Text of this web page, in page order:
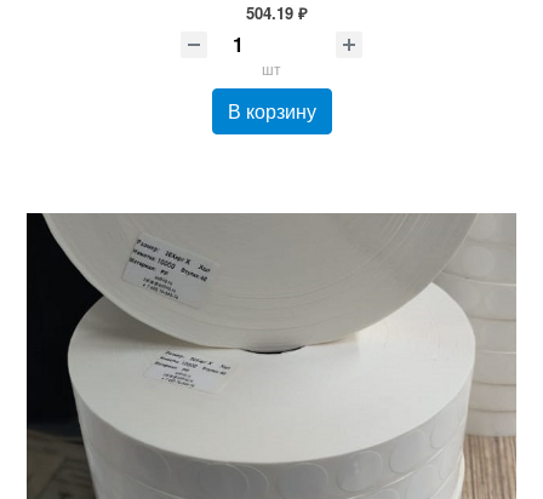
504.19 ₽
шт
В корзину